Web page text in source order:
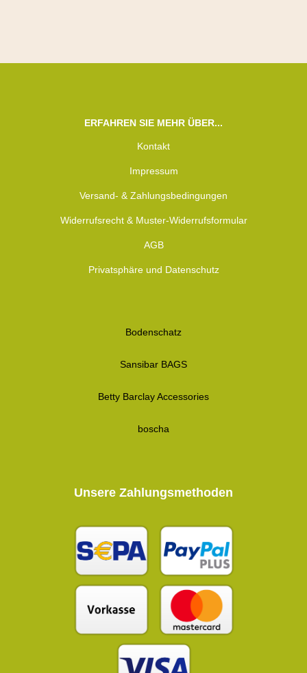
ERFAHREN SIE MEHR ÜBER...
Kontakt
Impressum
Versand- & Zahlungsbedingungen
Widerrufsrecht & Muster-Widerrufsformular
AGB
Privatsphäre und Datenschutz
Bodenschatz
Sansibar BAGS
Betty Barclay Accessories
boscha
Unsere Zahlungsmethoden